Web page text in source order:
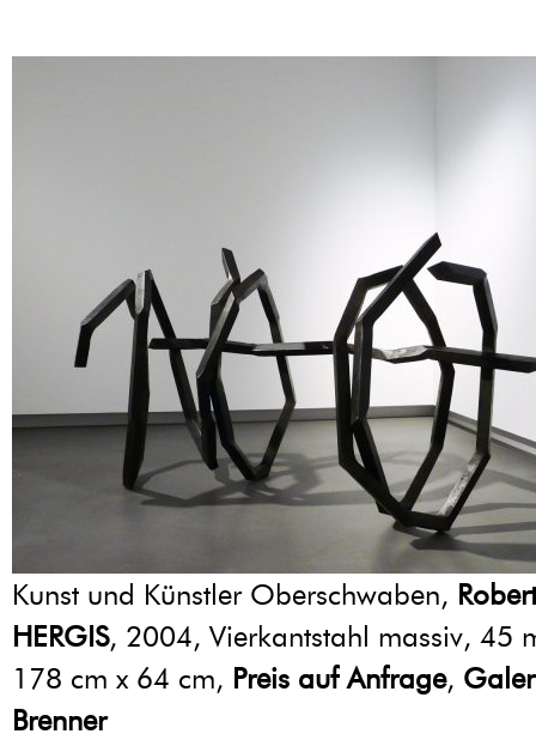
Kunst und Künstler Oberschwaben,
HERGIS, 2004, Vierkantstahl massiv, 45
178 cm x 64 cm, Preis auf Anfrage,
Brenner